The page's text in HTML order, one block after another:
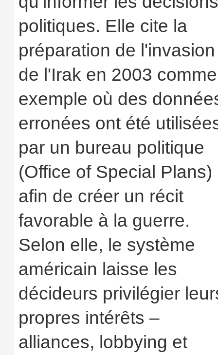
politiques. Elle cite la
préparation de l'invasion
de l'Irak en 2003 comme
exemple où des
erronées ont été
par un bureau politique
(Office of Special Plans)
afin de créer un récit
favorable à la guerre.
Selon elle, le système
américain laisse les
décideurs privilégier
propres intérêts –
alliances, lobbying et